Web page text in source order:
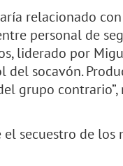
relacionado
personal de
liderado por
del socavón.
grupo
secuestro de los